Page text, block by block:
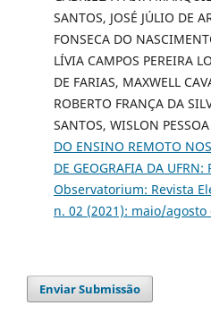
SANTOS, JOSÉ JÚLIO DE
FONSECA DO
LÍVIA CAMPOS PEREIRA
DE FARIAS, MAXWELL
ROBERTO FRANÇA DA
SANTOS, WISLON
DO ENSINO REMOTO
DE GEOGRAFIA DA UFRN:
Observatorium: Revista
n. 02 (2021): maio/agosto
Enviar Submissão